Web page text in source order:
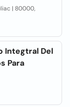
| 80000,
Integtral Del
Para